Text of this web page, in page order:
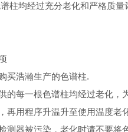
柱均经过充分老化和严格质量
买浩瀚生产的色谱柱.
的每一根色谱柱均经过老化，
再用程序升温升至使用温度老化
测器被污染，老化时请不要将